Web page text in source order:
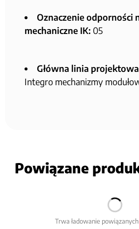
Oznaczenie odporności
mechaniczne IK: 05
Główna linia
Integro mechanizmy
Powiązane
Trwa ładowanie